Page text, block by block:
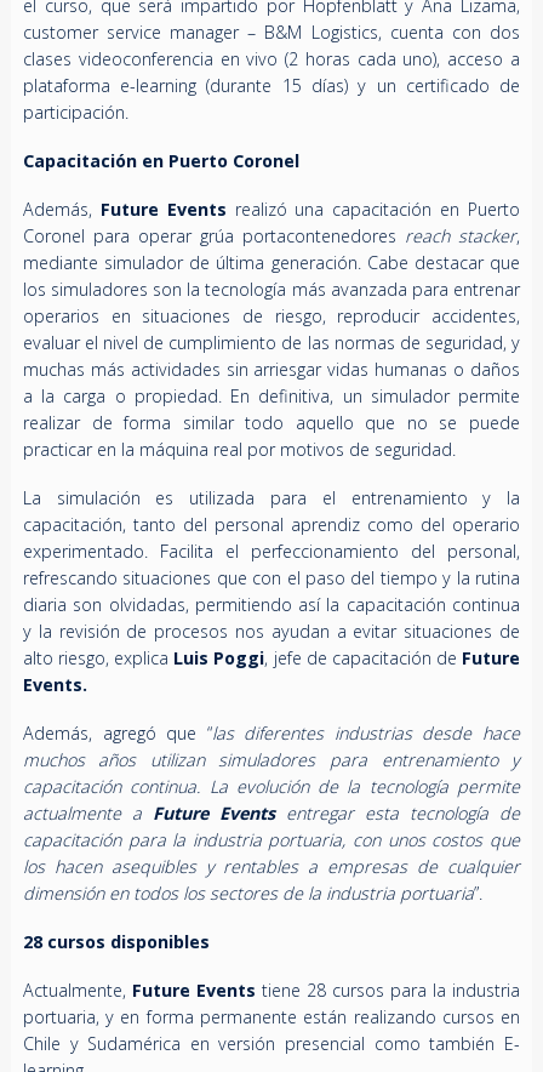
el curso, que será impartido por Hopfenblatt y Ana Lizama,
customer service manager – B&M Logistics, cuenta con dos
clases videoconferencia en vivo (2 horas cada uno), acceso a
plataforma e-learning (durante 15 días) y un certificado de
participación.
Capacitación en Puerto Coronel
Además, Future Events realizó una capacitación en Puerto
Coronel para operar grúa portacontenedores reach stacker,
mediante simulador de última generación. Cabe destacar que
los simuladores son la tecnología más avanzada para entrenar
operarios en situaciones de riesgo, reproducir accidentes,
evaluar el nivel de cumplimiento de las normas de seguridad, y
muchas más actividades sin arriesgar vidas humanas o daños
a la carga o propiedad. En definitiva, un simulador permite
realizar de forma similar todo aquello que no se puede
practicar en la máquina real por motivos de seguridad.
La simulación es utilizada para el entrenamiento y la
capacitación, tanto del personal aprendiz como del operario
experimentado. Facilita el perfeccionamiento del personal,
refrescando situaciones que con el paso del tiempo y la rutina
diaria son olvidadas, permitiendo así la capacitación continua
y la revisión de procesos nos ayudan a evitar situaciones de
alto riesgo, explica Luis Poggi, jefe de capacitación de Future
Events.
Además, agregó que “las diferentes industrias desde hace
muchos años utilizan simuladores para entrenamiento y
capacitación continua. La evolución de la tecnología permite
actualmente a Future Eventsentregar esta tecnología de
capacitación para la industria portuaria, con unos costos que
los hacen asequibles y rentables a empresas de cualquier
dimensión en todos los sectores de la industria portuaria”.
28 cursos disponibles
Actualmente, Future Events tiene 28 cursos para la industria
portuaria, y en forma permanente están realizando cursos en
Chile y Sudamérica en versión presencial como también E-